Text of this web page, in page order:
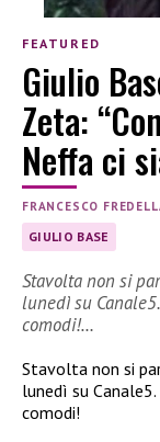
FEATURED
Giulio
Zeta:
Neffa ci
FRANCESCO
GIULIO BASE
Stavolta non si
lunedì su
comodi!…
Stavolta non si
lunedì su
comodi!